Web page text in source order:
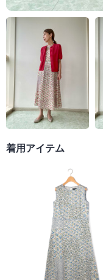
着用アイテム